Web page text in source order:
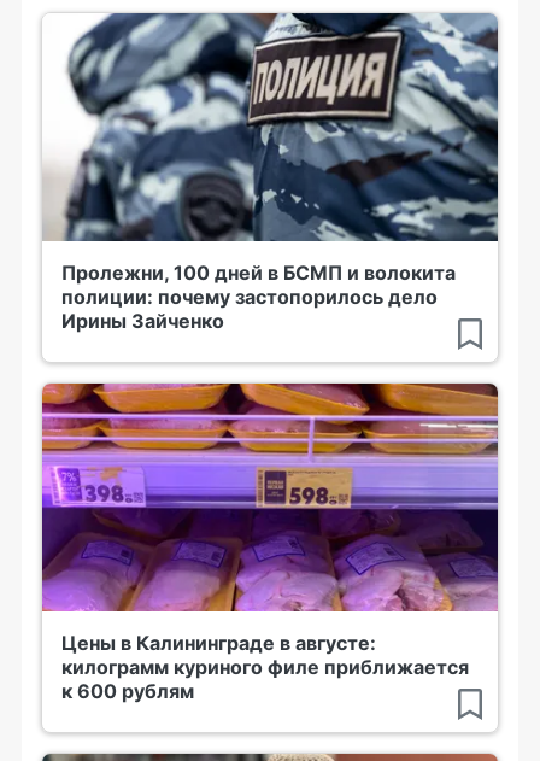
Пролежни, 100 дней в БСМП и волокита
полиции: почему застопорилось дело
Ирины Зайченко
Цены в Калининграде в августе:
килограмм куриного филе приближается
к 600 рублям